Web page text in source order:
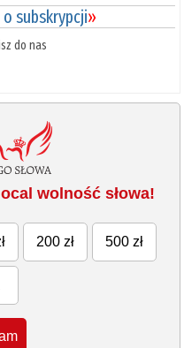
subskrypcji»
do nas
wolność słowa!
200 zł 500 zł